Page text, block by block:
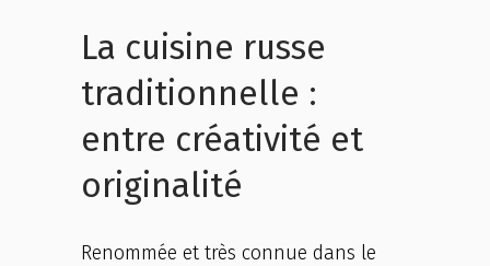
La cuisine russe
traditionnelle :
entre créativité et
originalité
Renommée et très connue dans le